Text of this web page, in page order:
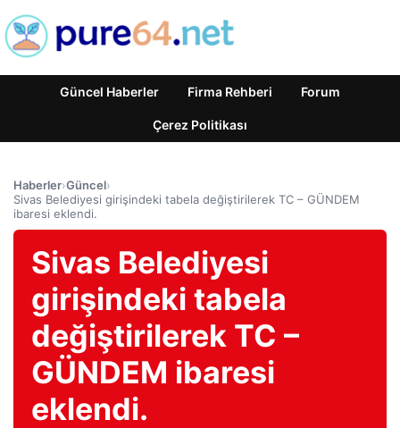
Güncel Haberler Firma Rehberi Forum
Çerez Politikası
Haberler›Güncel›
Sivas Belediyesi girişindeki tabela değiştirilerek TC – GÜNDEM
ibaresi eklendi.
Sivas Belediyesi
girişindeki tabela
değiştirilerek TC –
GÜNDEM ibaresi
eklendi.